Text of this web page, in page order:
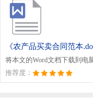
《农产品买卖合同范本
将本文的Word文档下载到电
推荐度：